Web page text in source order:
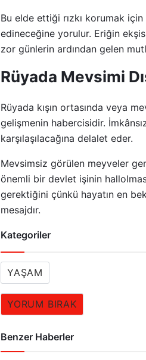
Bu elde ettiği rızkı korumak
edineceğine yorulur. Eriğin
zor günlerin ardından gelen
Rüyada Mevsimi
Rüyada kışın ortasında veya
gelişmenin habercisidir.
karşılaşılacağına delalet eder.
Mevsimsiz görülen meyveler
önemli bir devlet işinin
gerektiğini çünkü hayatın en
mesajdır.
Kategoriler
YAŞAM
YORUM BIRAK
Benzer Haberler